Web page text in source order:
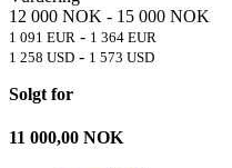
12 000 NOK - 15 000 NOK
1 091 EUR - 1 364 EUR
1 258 USD - 1 573 USD
Solgt for
11 000,00 NOK